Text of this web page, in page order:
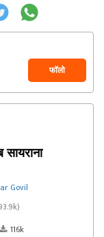
फॉलो
सायराना
Govil
116k